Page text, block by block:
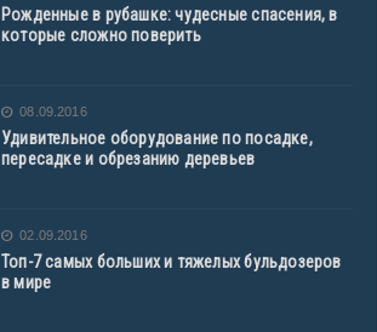
Рожденные в рубашке: чудесные спасения, в
которые сложно поверить
08.09.2016
Удивительное оборудование по посадке,
пересадке и обрезанию деревьев
02.09.2016
Топ-7 самых больших и тяжелых бульдозеров
в мире